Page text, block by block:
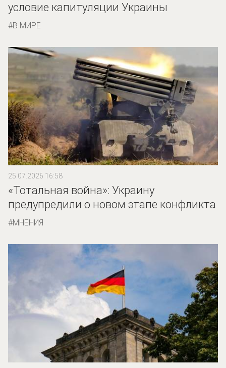
условие капитуляции Украины
В МИРЕ
25.07.2026 16:58
«Тотальная война»: Украину
предупредили о новом этапе конфликта
МНЕНИЯ